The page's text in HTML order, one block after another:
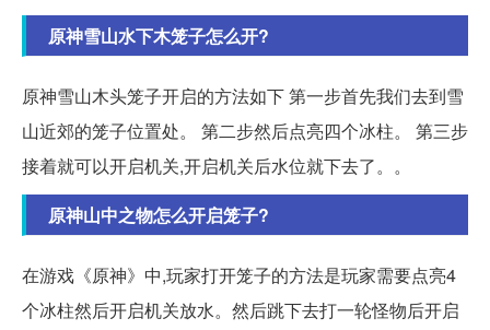
原神雪山水下木笼子怎么开?
原神雪山木头笼子开启的方法如下 第一步首先我们去到雪
山近郊的笼子位置处。 第二步然后点亮四个冰柱。 第三步
接着就可以开启机关,开启机关后水位就下去了。。
原神山中之物怎么开启笼子?
在游戏《原神》中,玩家打开笼子的方法是玩家需要点亮4
个冰柱然后开启机关放水。然后跳下去打一轮怪物后开启